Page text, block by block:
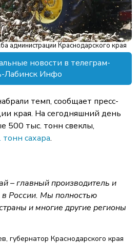
администрации Краснодарского края
новости в телеграм-
Лабинск Инфо
темп, сообщает пресс-
края. На сегодняшний день
500 тыс. тонн свеклы,
тонн сахара.
– главный производитель и
в России. Мы полностью
и многие другие регионы
губернатор Краснодарского края